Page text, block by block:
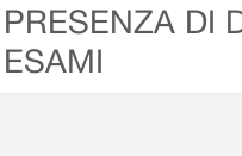
PRESENZA DI
ESAMI